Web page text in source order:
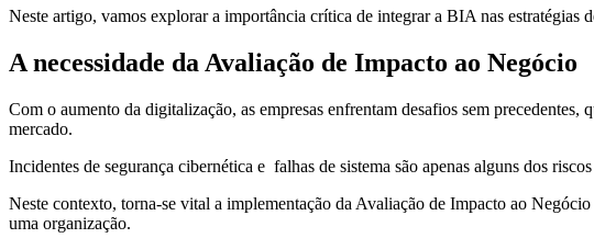
Neste artigo, vamos explorar a importância crítica de integrar a BIA nas estratégias
A necessidade da Avaliação de Impacto ao Negócio
Com o aumento da digitalização, as empresas enfrentam desafios sem
mercado.
Incidentes de segurança cibernética e falhas de sistema são apenas alguns dos
Neste contexto, torna-se vital a implementação da Avaliação de Impacto ao
uma organização.